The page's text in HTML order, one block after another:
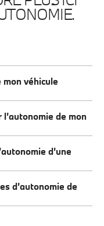
véhicule
de mon
d’une
d’autonomie de